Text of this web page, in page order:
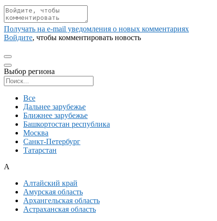
Получать на e‑mail уведомления о новых комментариях
Войдите, чтобы комментировать новость
Выбор региона
Все
Дальнее зарубежье
Ближнее зарубежье
Башкортостан республика
Москва
Санкт-Петербург
Татарстан
А
Алтайский край
Амурская область
Архангельская область
Астраханская область